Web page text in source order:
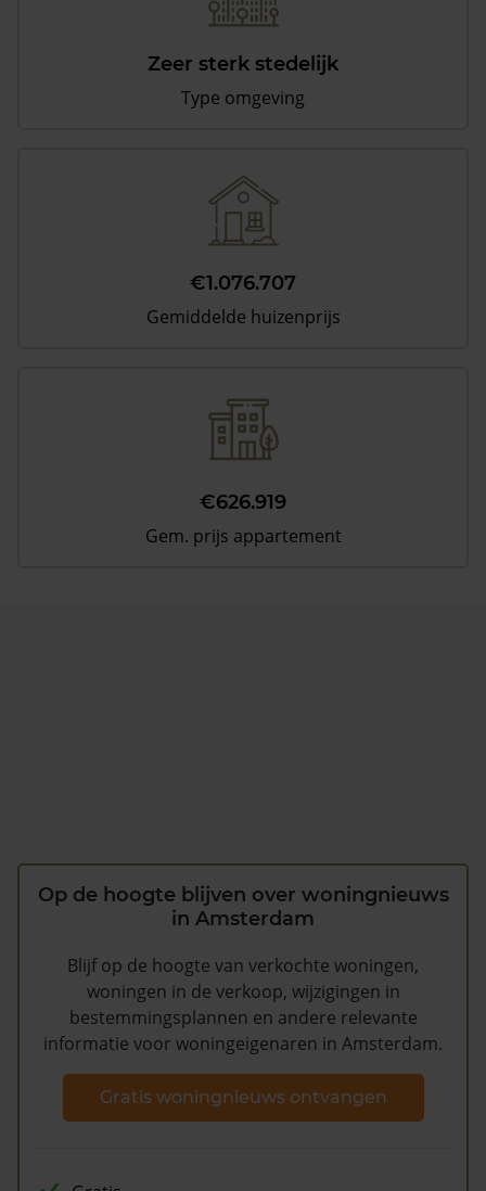
Zeer sterk stedelijk
Type omgeving
€1.076.707
Gemiddelde huizenprijs
€626.919
Gem. prijs appartement
Op de hoogte blijven over woningnieuws
in Amsterdam
Blijf op de hoogte van verkochte woningen,
woningen in de verkoop, wijzigingen in
bestemmingsplannen en andere relevante
informatie voor woningeigenaren in Amsterdam.
Gratis woningnieuws ontvangen